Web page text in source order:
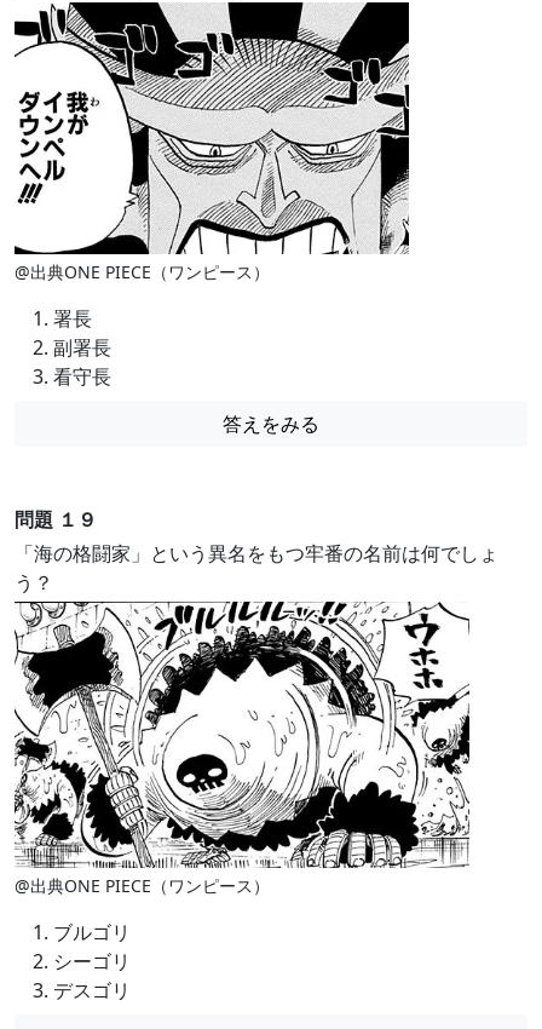
@出典ONE PIECE（ワンピース）
署長
副署長
看守長
答えをみる
問題 １９
「海の格闘家」という異名をもつ牢番の名前は何でしょ
う？
@出典ONE PIECE（ワンピース）
ブルゴリ
シーゴリ
デスゴリ